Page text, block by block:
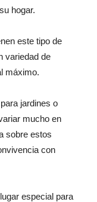
hogar.
este tipo de
variedad de
máximo.
jardines o
mucho en
sobre estos
con
especial para